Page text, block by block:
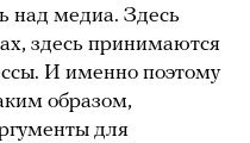
над медиа. Здесь
здесь принимаются
И именно поэтому
образом,
для